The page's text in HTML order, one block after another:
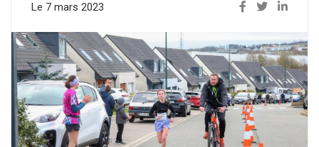
Le 7 mars 2023